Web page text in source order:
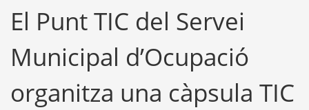
Formació
Eines
El Punt TIC del Servei
Municipal d’Ocupació
organitza una càpsula TIC